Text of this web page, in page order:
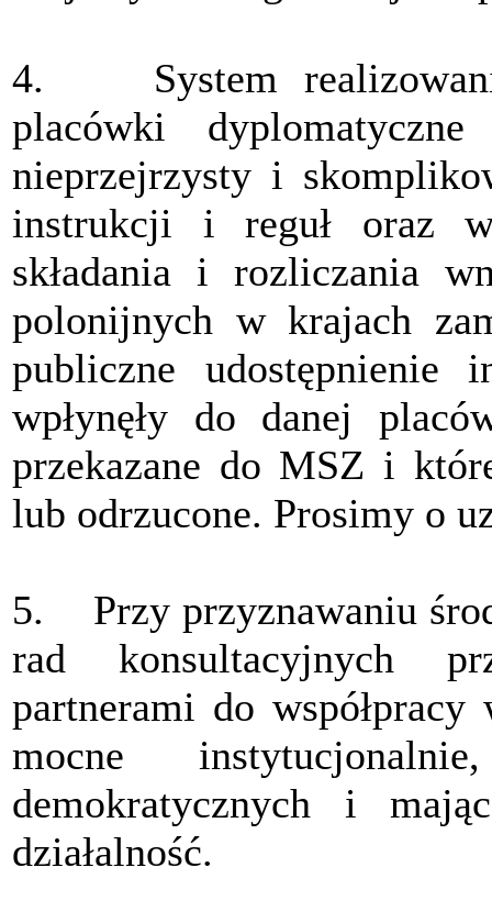
4. System
placówki
nieprzejrzysty i
instrukcji i reguł oraz
składania i rozliczania
polonijnych w krajach
publiczne
wpłynęły do danej
przekazane do MSZ i
lub odrzucone. Prosimy o
5. Przy przyznawaniu
rad konsultacyjnych
partnerami do
mocne
demokratycznych i
działalność.